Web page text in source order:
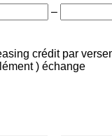
–
crédit par
) échange